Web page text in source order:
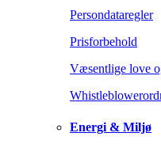
Persondataregler
Prisforbehold
Væsentlige love
Energi & Miljø